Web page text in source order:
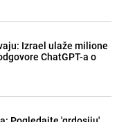
Izrael ulaže milione
ChatGPT-a o